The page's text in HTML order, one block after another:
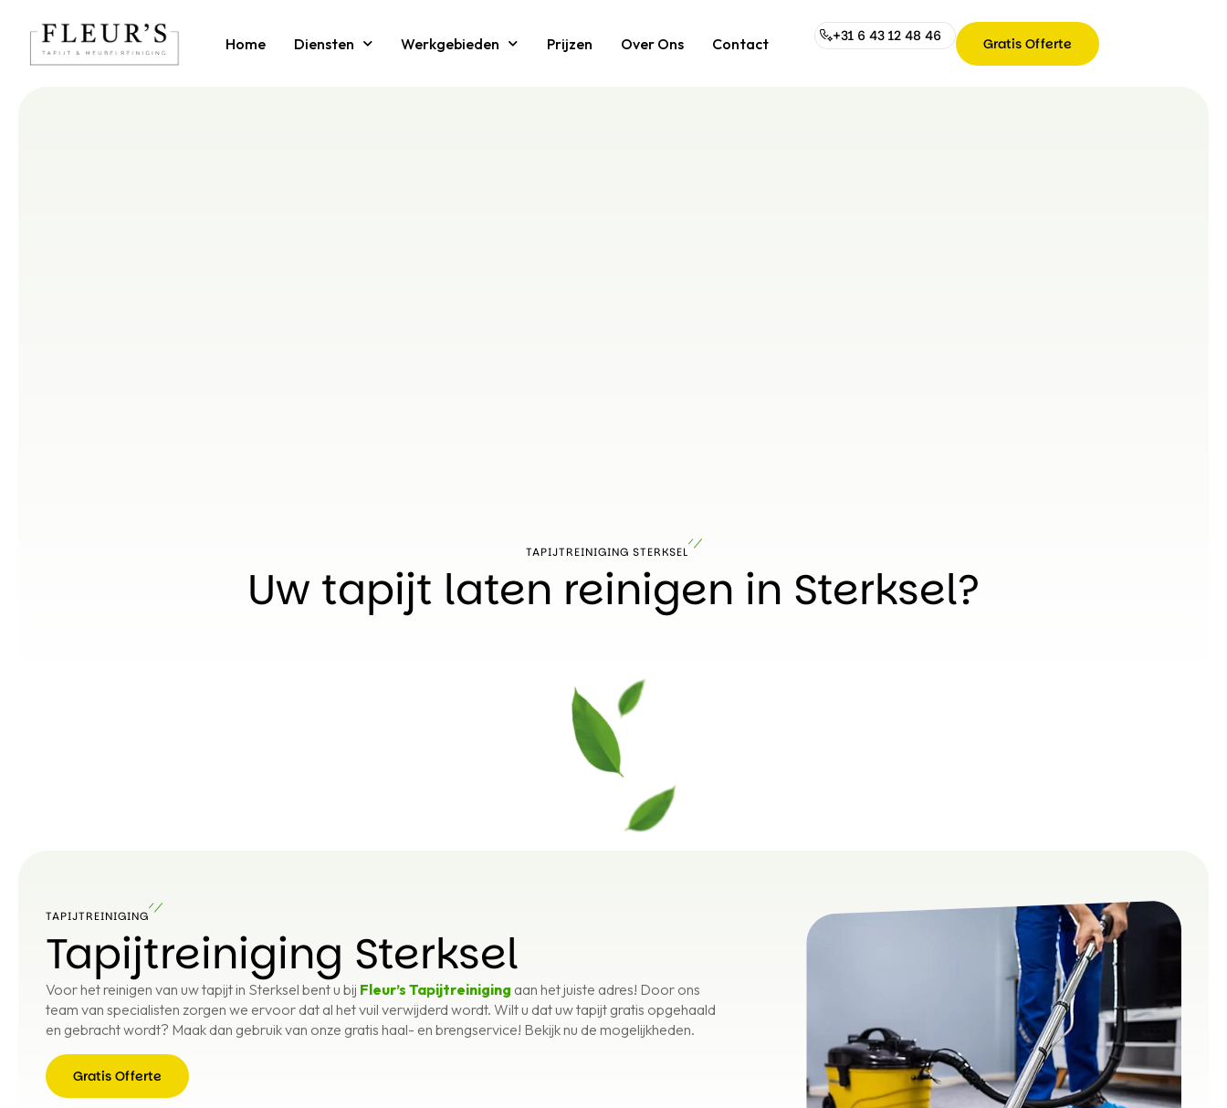
Home Diensten Werkgebieden Prijzen Over Ons Contact +31 6 43 12 48 46
Gratis Offerte
TAPIJTREINIGING STERKSEL
Uw tapijt laten reinigen in Sterksel?
TAPIJTREINIGING
Tapijtreiniging Sterksel
Voor het reinigen van uw tapijt in Sterksel bent u bij Fleur’s Tapijtreiniging aan het juiste adres! Door ons
team van specialisten zorgen we ervoor dat al het vuil verwijderd wordt. Wilt u dat uw tapijt gratis opgehaald
en gebracht wordt? Maak dan gebruik van onze gratis haal- en brengservice! Bekijk nu de mogelijkheden.
Gratis Offerte